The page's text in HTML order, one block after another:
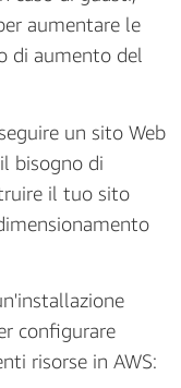
aumentare le
di aumento del
un sito Web
bisogno di
il tuo sito
configurare
risorse in AWS: